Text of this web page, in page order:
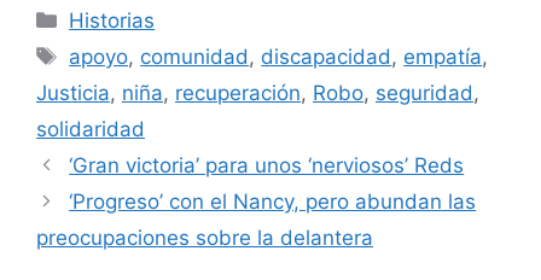
Categorías
Historias
Etiquetas
apoyo, comunidad, discapacidad, empatía,
Justicia, niña, recuperación, Robo, seguridad,
solidaridad
‘Gran victoria’ para unos ‘nerviosos’ Reds
‘Progreso’ con el Nancy, pero abundan las
preocupaciones sobre la delantera